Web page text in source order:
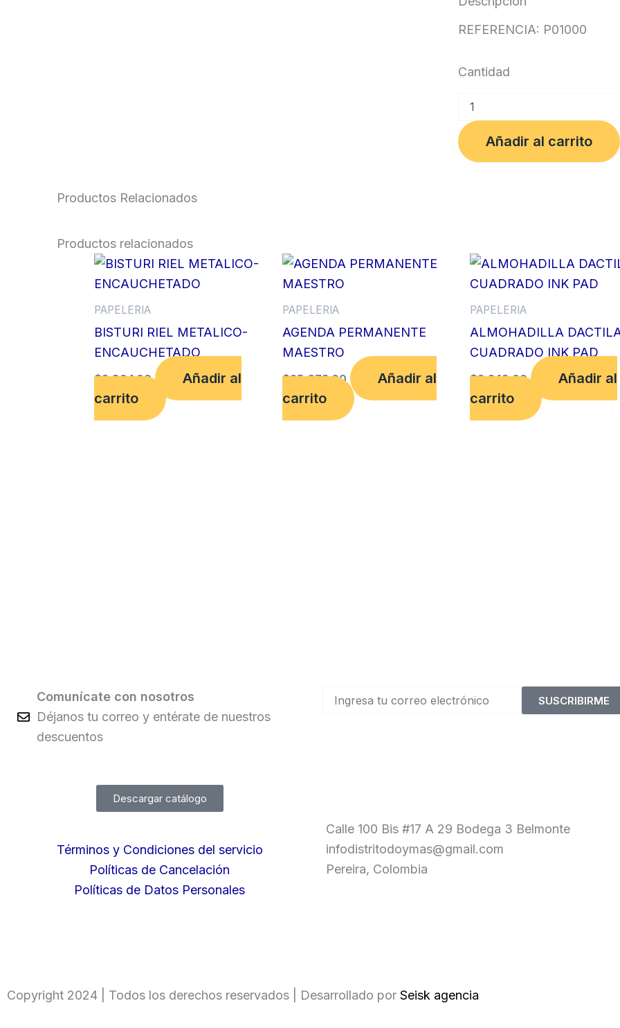
REFERENCIA: P01000
Cantidad
0.5
FABER
CASTELL
Añadir al carrito
Productos Relacionados
Productos relacionados
PAPELERIA
BISTURI RIEL METALICO-
ENCAUCHETADO
$2,894.00
Añadir al
carrito
PAPELERIA
AGENDA PERMANENTE
MAESTRO
$25,673.00
Añadir al
carrito
PAPELERIA
ALMOHADILLA
CUADRADO INK PAD
$2,248.00
Añadir al
carrito
Comunícate con nosotros
Déjanos tu correo y entérate de nuestros
descuentos
SUSCRIBIRME
Descargar catálogo
Términos y Condiciones del servicio
Políticas de Cancelación
Políticas de Datos Personales
Calle 100 Bis #17 A 29 Bodega 3 Belmonte
infodistritodoymas@gmail.com
Pereira, Colombia
Copyright 2024 | Todos los derechos reservados | Desarrollado por Seisk agencia